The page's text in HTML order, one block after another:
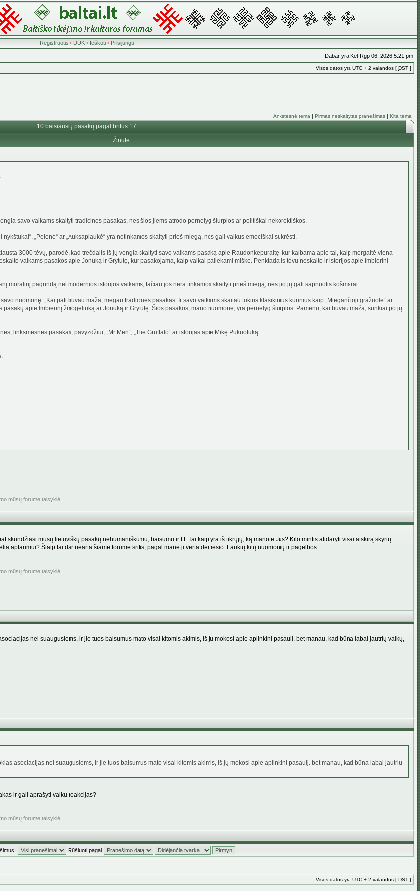
Registruotis • DUK• Ieškoti• Prisijungti
Dabar yra Ket Rgp 06, 2026 5:21 pm
Visos datos yra UTC + 2 valandos [ DST ]
Ankstesnė tema | Pirmas neskaitytas pranešimas | Kita tema
10 baisiausių pasakų pagal britus 17
Žinutė
savo vaikams skaityti tradicines pasakas, nes šios jiems atrodo pernelyg šiurpios ar politiškai nekorektiškos.
„Pelenė“ ar „Auksaplaukė“ yra netinkamos skaityti prieš miegą, nes gali vaikus emociškai sukrėsti.
3000 tėvų, parodė, kad trečdalis iš jų vengia skaityti savo vaikams pasaką apie Raudonkepuraitę, kur kalbama apie tai, kaip mergaitė viena
vaikams pasakos apie Jonuką ir Grytutę, kur pasakojama, kaip vaikai paliekami miške. Penktadalis tėvų neskaito ir istorijos apie Imbierinį
moralinį pagrindą nei modernios istorijos vaikams, tačiau jos nėra tinkamos skaityti prieš miegą, nes po jų gali sapnuotis košmarai.
nuomonę: „Kai pati buvau maža, mėgau tradicines pasakas. Ir savo vaikams skaitau tokius klasikinius kūrinius kaip „Miegančioji gražuolė“ ar
pasakų apie Imbierinį žmogeliuką ar Jonuką ir Grytutę. Šios pasakos, mano nuomone, yra pernelyg šiurpios. Pamenu, kai buvau maža, sunkiai po jų
linksmesnes pasakas, pavyzdžiui, „Mr Men“, „The Gruffalo“ ar istorijas apie Mikę Pūkuotuką.
mūsų forume taisyklė.
skundžiasi mūsų lietuviškų pasakų nehumaniškumu, baisumu ir t.t. Tai kaip yra iš tikrųjų, ką manote Jūs? Kilo mintis atidaryti visai atskirą skyrių
aptarimui? Šiaip tai dar nearta šiame forume sritis, pagal mane ji verta dėmesio. Laukių kitų nuomonių ir pagelbos.
mūsų forume taisyklė.
nei suaugusiems, ir jie tuos baisumus mato visai kitomis akimis, iš jų mokosi apie aplinkinį pasaulį. bet manau, kad būna labai jautrių vaikų,
asociacijas nei suaugusiems, ir jie tuos baisumus mato visai kitomis akimis, iš jų mokosi apie aplinkinį pasaulį. bet manau, kad būna labai jautrių
ir gali aprašyti vaikų reakcijas?
mūsų forume taisyklė.
Rūšiuoti pagal
Visos datos yra UTC + 2 valandos [ DST ]